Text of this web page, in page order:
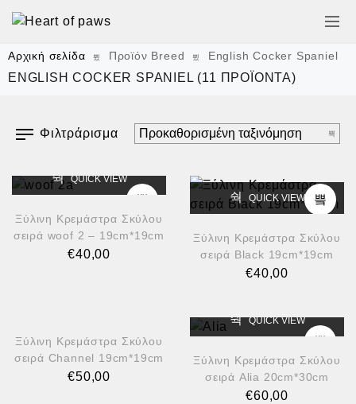
Αρχική σελίδα Προϊόν Breed English Cocker Spaniel
ENGLISH COCKER SPANIEL (11 ΠΡΟΪΌΝΤΑ)
Φιλτράρισμα
QUICK VIEW
Ξύλινη Κρεμάστρα Σκύλου
σειρά woof 2 – 19cm*19cm
€40,00
QUICK VIEW
Ξύλινη Κρεμάστρα Σκύλου
σειρά Black 19cm*19cm
€40,00
Ξύλινη Κρεμάστρα Σκύλου
σειρά Channel 19cm*19cm
€50,00
QUICK VIEW
Ξύλινη Κρεμάστρα Σκύλου
σειρά Alia 20cm*30cm
€60,00